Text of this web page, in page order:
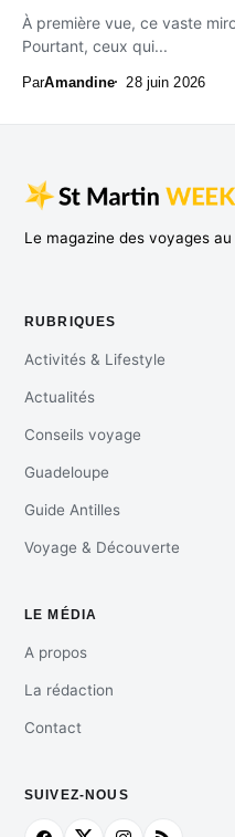
À première vue, ce vaste
Pourtant, ceux qui...
ParAmandine 28 juin 2026
Le magazine des voyages au
RUBRIQUES
Activités & Lifestyle
Actualités
Conseils voyage
Guadeloupe
Guide Antilles
Voyage & Découverte
LE MÉDIA
A propos
La rédaction
Contact
SUIVEZ-NOUS